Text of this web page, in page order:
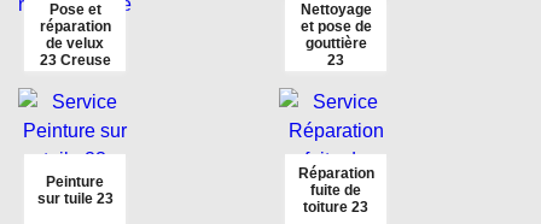
Pose et
réparation
de velux
23 Creuse
Nettoyage
et pose de
gouttière
23
Peinture
sur tuile 23
Réparation
fuite de
toiture 23